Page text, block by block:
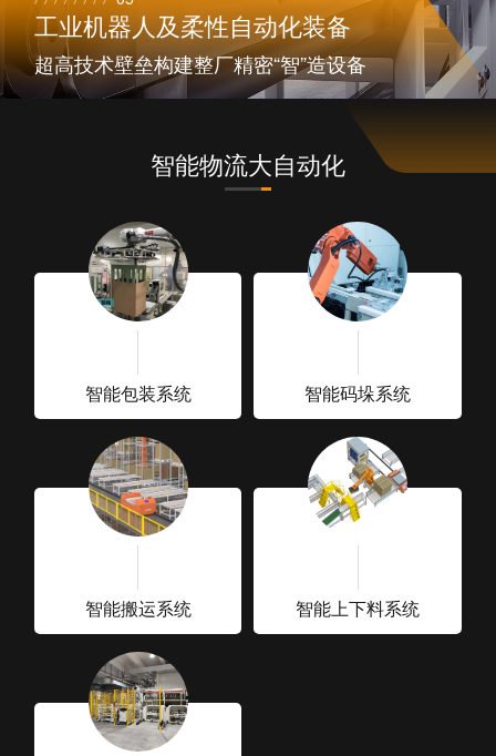
工业机器人及柔性自动化装备
超高技术壁垒构建整厂精密“智”造设备
智能物流大自动化
智能包装系统 智能码垛系统
智能搬运系统 智能上下料系统